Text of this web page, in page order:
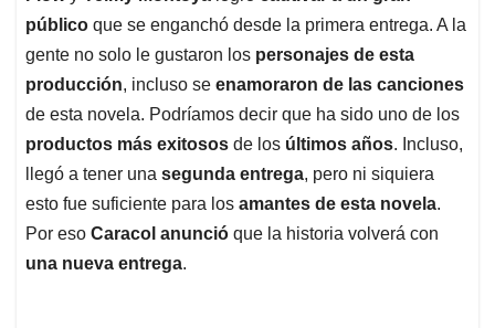
público que se enganchó desde la primera entrega. A la
gente no solo le gustaron los personajes de esta
producción, incluso se enamoraron de las canciones
de esta novela. Podríamos decir que ha sido uno de los
productos más exitosos de los últimos años. Incluso,
llegó a tener una segunda entrega, pero ni siquiera
esto fue suficiente para los amantes de esta novela.
Por eso Caracol anunció que la historia volverá con
una nueva entrega.